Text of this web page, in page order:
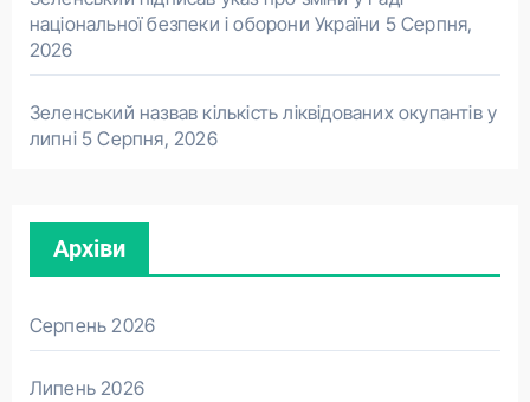
національної безпеки і оборони України 5 Серпня,
2026
Зеленський назвав кількість ліквідованих окупантів у
липні 5 Серпня, 2026
Архіви
Серпень 2026
Липень 2026